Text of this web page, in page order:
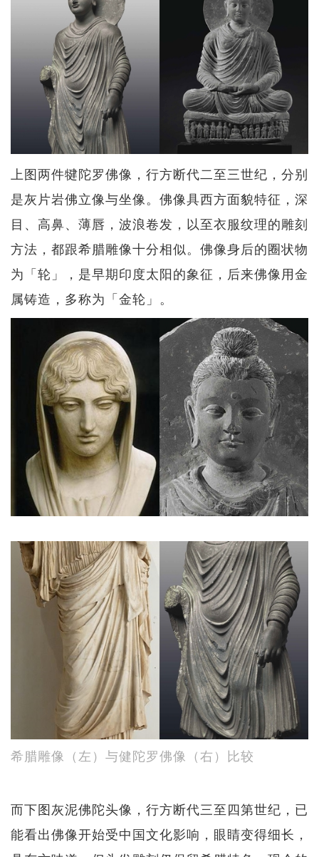
上图两件犍陀罗佛像，行方断代二至三世纪，分别
是灰片岩佛立像与坐像。佛像具西方面貌特征，深
目、高鼻、薄唇，波浪卷发，以至衣服纹理的雕刻
方法，都跟希腊雕像十分相似。佛像身后的圈状物
为「轮」，是早期印度太阳的象征，后来佛像用金
属铸造，多称为「金轮」。
希腊雕像（左）与健陀罗佛像（右）比较
而下图灰泥佛陀头像，行方断代三至四第世纪，已
能看出佛像开始受中国文化影响，眼睛变得细长，